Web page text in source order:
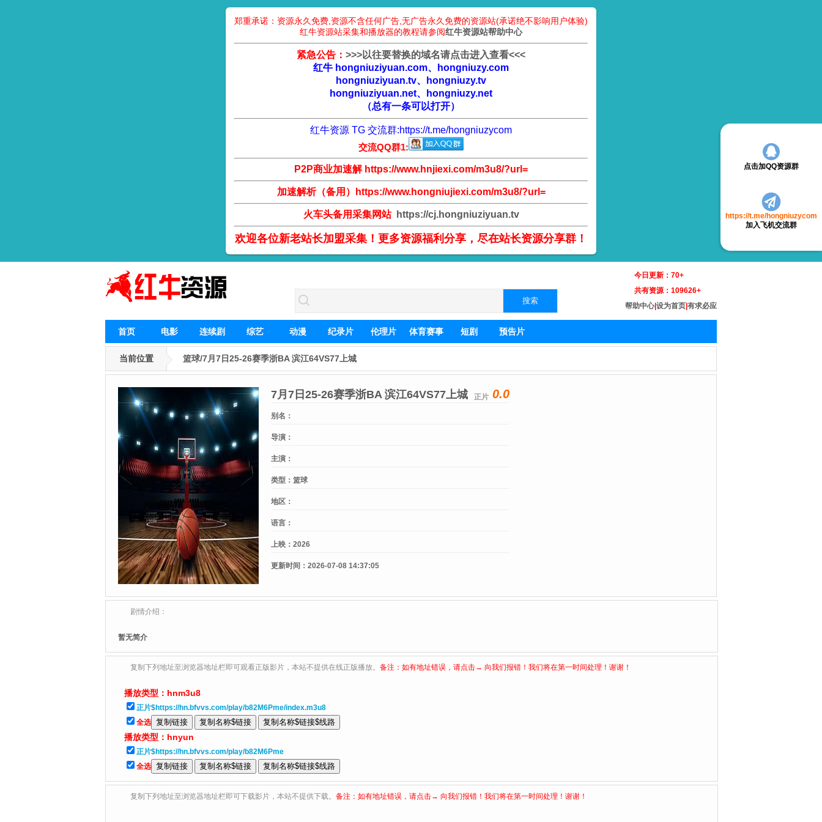
郑重承诺：资源永久免费,资源不含任何广告,无广告永久免费的资源站(承诺绝不影响用户体验)
红牛资源站采集和播放器的教程请参阅红牛资源站帮助中心
紧急公告： >>>以往要替换的域名请点击进入查看<<<
红牛 hongniuziyuan.com、hongniuzy.com
hongniuziyuan.tv、hongniuzy.tv
hongniuziyuan.net、hongniuzy.net
（总有一条可以打开）
红牛资源 TG 交流群:https://t.me/hongniuzycom
交流QQ群1:
P2P商业加速解 https://www.hnjiexi.com/m3u8/?url=
加速解析（备用）https://www.hongniujiexi.com/m3u8/?url=
火车头备用采集网站https://cj.hongniuziyuan.tv
欢迎各位新老站长加盟采集！更多资源福利分享，尽在站长资源分享群！
今日更新： 70+
共有资源： 109626+
帮助中心 设为首页 有求必应
首页 电影 连续剧 综艺 动漫 纪录片 伦理片 体育赛事 短剧 预告片
当前位置 篮球/7月7日25-26赛季浙BA 滨江64VS77上城
7月7日25-26赛季浙BA 滨江64VS77上城 正片 0.0
别名：
导演：
主演：
类型： 篮球
地区：
语言：
上映： 2026
更新时间： 2026-07-08 14:37:05
剧情介绍：
暂无简介
复制下列地址至浏览器地址栏即可观看正版影片，本站不提供在线正版播放。 备注：如有地址错误，请点击→ 向我们报错！我们将在第一时间处理！谢谢！
播放类型： hnm3u8
正片$https://hn.bfvvs.com/play/b82M6Pme/index.m3u8
全选
播放类型： hnyun
正片$https://hn.bfvvs.com/play/b82M6Pme
全选
复制下列地址至浏览器地址栏即可下载影片，本站不提供下载。 备注：如有地址错误，请点击→ 向我们报错！我们将在第一时间处理！谢谢！
点击加QQ资源群
https://t.me/hongniuzycom
加入飞机交流群